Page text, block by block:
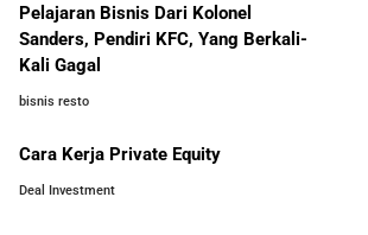
Perusahaan Indonesia Skala
Besar
Dunia yang Menjadi Miliarder Sukses
Electronics: Raja Bisnis TI
Dari Usaha Rumahan Jadi
Pelajaran Bisnis Dari Kolonel
Sanders, Pendiri KFC, Yang Berkali-
Kali Gagal
bisnis resto
Cara Kerja Private Equity
Deal Investment